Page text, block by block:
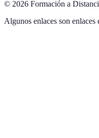
© 2026 Formación a
Algunos enlaces son enlaces